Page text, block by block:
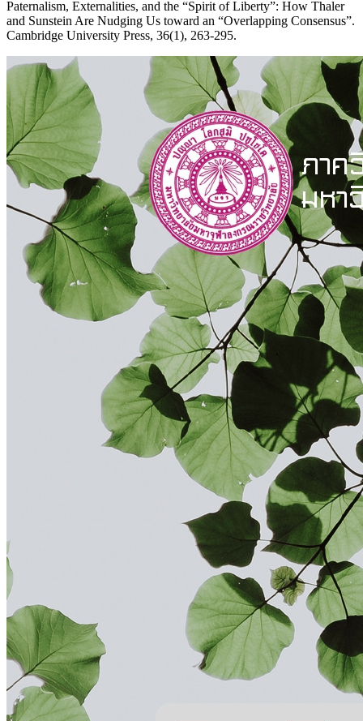
Paternalism, Externalities, and the “Spirit of Liberty”: How Thaler
and Sunstein Are Nudging Us toward an “Overlapping Consensus”.
Cambridge University Press, 36(1), 263-295.